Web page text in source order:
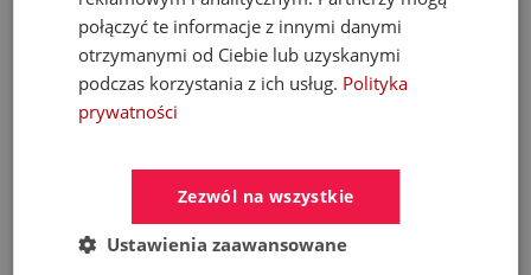
KFA DUERO PURE STYLE pull-out bateria
połączyć te informacje z innymi danymi
otrzymanymi od Ciebie lub uzyskanymi
podczas korzystania z ich usług. Polityka
prywatności
Zezwól na wszystkie
Ustawienia zaawansowane